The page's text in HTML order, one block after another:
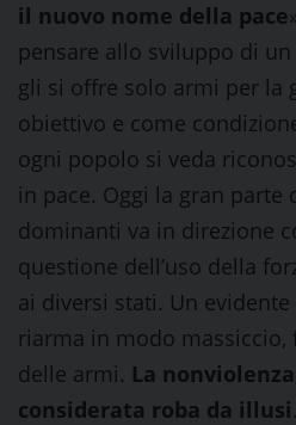
il nuovo nome della pace
pensare allo sviluppo di
gli si offre solo armi per la
obiettivo e come
ogni popolo si veda
in pace. Oggi la gran
dominanti va in direzione
questione dell’uso della
ai diversi stati. Un evidente
riarma in modo
delle armi. La
considerata roba da illusi